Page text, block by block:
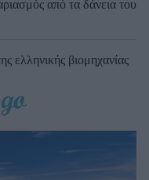
από τα δάνεια του
ελληνικής βιομηχανίας